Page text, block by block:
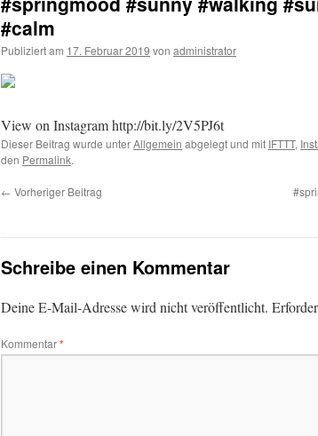
#calm
Publiziert am 17. Februar 2019 von administrator
View on Instagram http://bit.ly/2V5PJ6t
Dieser Beitrag wurde unterAllgemein abgelegt und mit IFTTT,
den Permalink.
← Vorheriger Beitrag
Schreibe einen Kommentar
Deine E-Mail-Adresse wird nicht veröffentlicht.
Kommentar*